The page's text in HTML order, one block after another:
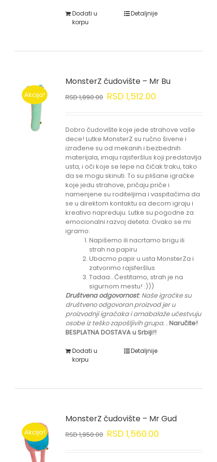
Dodati u
korpu
Detaljnije
Akcija!
MonsterZ čudovište – Mr Bu
RSD1,890.00 RSD1,512.00
Dobro čudovište koje jede strahove vaše
dece! Lutke MonsterZ su ručno šivene i
izrađene su od mekanih i bezbednih
materijala, imaju rajsferšlus koji predstavlja
usta, i oči koje se lepe na čičak traku, tako
da se mogu skinuti. To su plišane igračke
koje jedu strahove, pričaju priče i
namenjene su roditeljima i vaspitačima da
se u direktom kontaktu sa decom igraju i
kreativo napreduju. Lutke su pogodne za
emocionalni razvoj deteta. Ovako se mi
igramo:
Napišemo ili nacrtamo brigu ili
strah na papiru
Ubacmo papir u usta MonsterZa i
zatvorimo rajsferšlus
Tadaa...Čestitamo, strah je na
sigurnom mestu! :)))
Društvena odgovornost: Naše igračke su
društveno odgovoran proizvod jer u
proizvodnji igračaka i amabalaže učestvuju
osobe iz teško zapošljivih grupa..Naručite!
BESPLATNA DOSTAVA u Srbiji!!
Dodati u
korpu
Detaljnije
Akcija!
MonsterZ čudovište – Mr Gud
RSD1,950.00 RSD1,560.00